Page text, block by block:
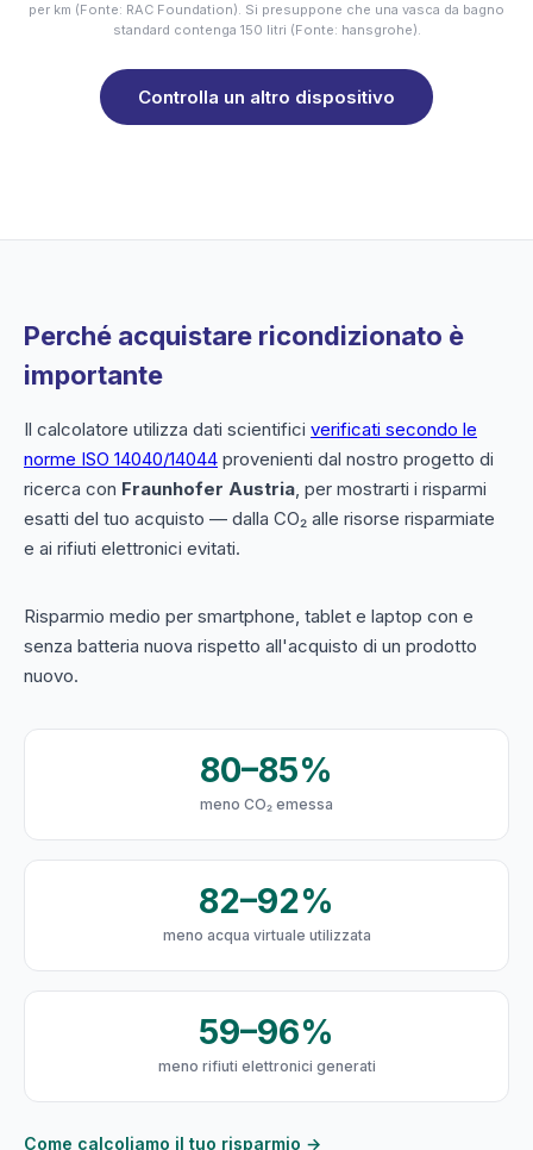
per km (Fonte: RAC Foundation). Si presuppone che una vasca da bagno
standard contenga 150 litri (Fonte: hansgrohe).
Controlla un altro dispositivo
Perché acquistare ricondizionato è
importante
Il calcolatore utilizza dati scientifici verificati secondo le
norme ISO 14040/14044 provenienti dal nostro progetto di
ricerca con Fraunhofer Austria, per mostrarti i risparmi
esatti del tuo acquisto — dalla CO₂ alle risorse risparmiate
e ai rifiuti elettronici evitati.
Risparmio medio per smartphone, tablet e laptop con e
senza batteria nuova rispetto all'acquisto di un prodotto
nuovo.
80–85%
meno CO₂ emessa
82–92%
meno acqua virtuale utilizzata
59–96%
meno rifiuti elettronici generati
Come calcoliamo il tuo risparmio →